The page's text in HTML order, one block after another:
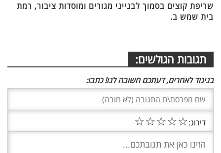
שריפת קוצים בסמוך לבנייני מגורים ומוסדות ציבור, רמת
בית שמש ב.
תגובות הגולשים:
בניגוד לאחרים, דעתכם חשובה לנו! כתבו:
דירוג:☆
☆
☆
☆
☆